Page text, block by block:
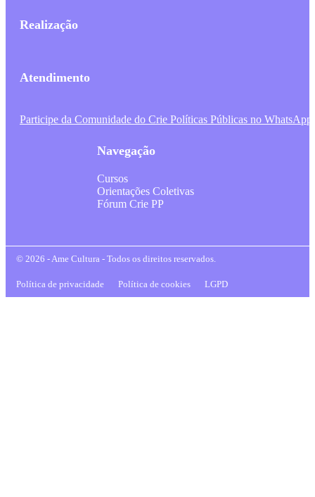
Realização
Atendimento
Participe da Comunidade do Crie Políticas Públicas no WhatsApp
Navegação
Cursos
Orientações Coletivas
Fórum Crie PP
© 2026 - Ame Cultura - Todos os direitos reservados.
Política de privacidade Política de cookies LGPD